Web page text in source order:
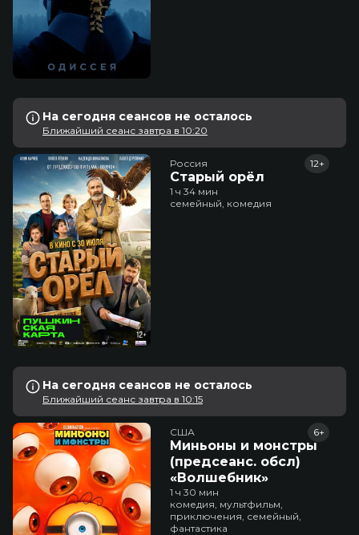
На сегодня сеансов не осталось
Ближайший сеанс завтра в 10:20
Россия
Старый орёл
12+
1 ч 34 мин
семейный, комедия
На сегодня сеансов не осталось
Ближайший сеанс завтра в 10:15
США
Миньоны и монстры
(предсеанс. обсл)
«Волшебник»
6+
1 ч 30 мин
комедия, мультфильм,
приключения, семейный,
фантастика